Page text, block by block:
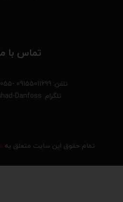
تمام حقوق این سایت متعلق به
تماس با
تلفن: 09155011699 -05135099055
تلگرام: mashhad-Danfoss@